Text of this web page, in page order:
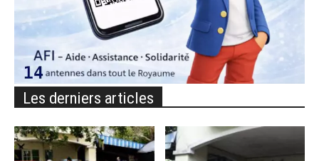
Les derniers articles